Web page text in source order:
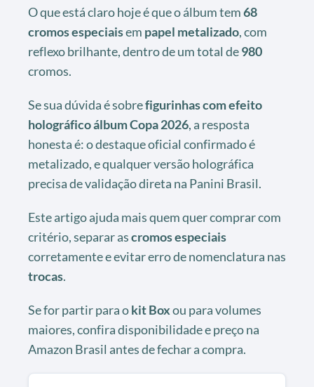
O que está claro hoje é que o álbum tem68
cromos especiaisem papel metalizado, com
reflexo brilhante, dentro de um total de980
cromos.
Se sua dúvida é sobrefigurinhas com efeito
holográfico álbum Copa 2026, a resposta
honesta é: o destaque oficial confirmado é
metalizado, e qualquer versão holográfica
precisa de validação direta na Panini Brasil.
Este artigo ajuda mais quem quer comprar com
critério, separar ascromos especiais
corretamente e evitar erro de nomenclatura nas
trocas.
Se for partir para okit Boxou para volumes
maiores, confira disponibilidade e preço na
Amazon Brasil antes de fechar a compra.